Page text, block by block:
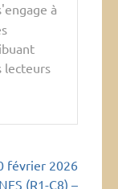
à
lecteurs
février 2026
(R1-C8) –